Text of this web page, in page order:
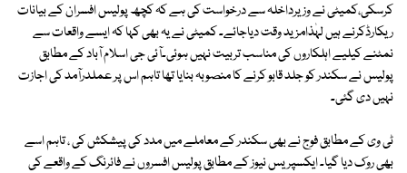
کرسکی،کمیٹی نے وزیرداخلہ سے درخواست کی ہے کہ کچھ پولیس افسران کے بیانات
ریکارڈکرنے ہیں لہٰذامزید وقت دیاجائے۔ کمیٹی نے یہ بھی کہا کہ ایسے واقعات سے
نمٹنے کیلیے اہلکاروں کی مناسب تربیت نہیں ہوئی۔آئی جی اسلام آباد کے مطابق
پولیس نے سکندر کو جلد قابو کرنے کا منصوبہ بنایا تھا تاہم اس پر عملدرآمد کی اجازت
نہیں دی گئی۔
ٹی وی کے مطابق فوج نے بھی سکندر کے معاملے میں مدد کی پیشکش کی ، تاہم اسے
بھی روک دیا گیا۔ ایکسپریس نیوز کے مطابق پولیس افسروں نے فائرنگ کے واقعے کی